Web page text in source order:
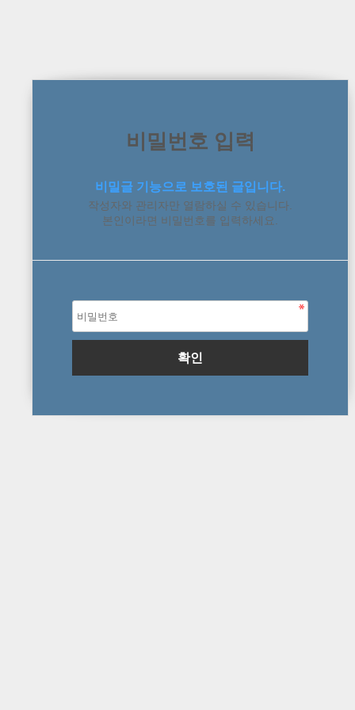
비밀번호 입력
비밀글 기능으로 보호된 글입니다.
작성자와 관리자만 열람하실 수 있습니다.
본인이라면 비밀번호를 입력하세요.